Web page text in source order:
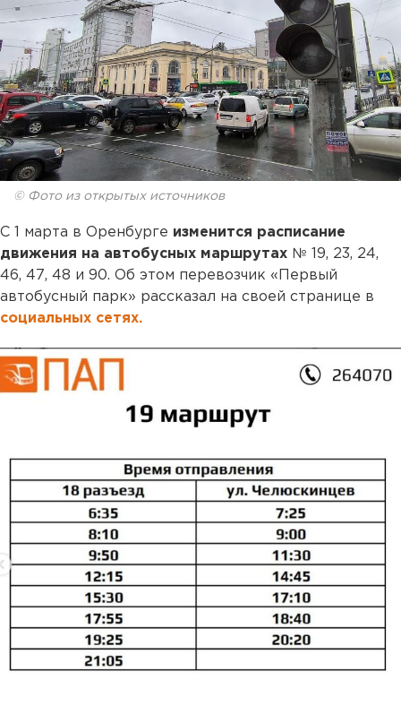
© Фото из открытых источников
С 1 марта в Оренбурге изменится расписание
движения на автобусных маршрутах № 19, 23, 24,
46, 47, 48 и 90. Об этом перевозчик «Первый
автобусный парк» рассказал на своей странице в
социальных сетях.